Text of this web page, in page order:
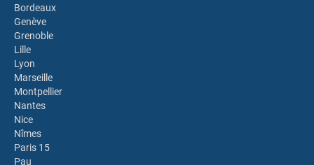
Bordeaux
Genève
Grenoble
Lille
Lyon
Marseille
Montpellier
Nantes
Nice
Nîmes
Paris 15
Pau